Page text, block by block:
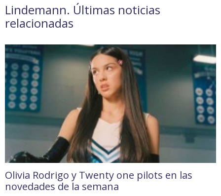
Lindemann. Últimas noticias
relacionadas
Olivia Rodrigo y Twenty one pilots en las
novedades de la semana